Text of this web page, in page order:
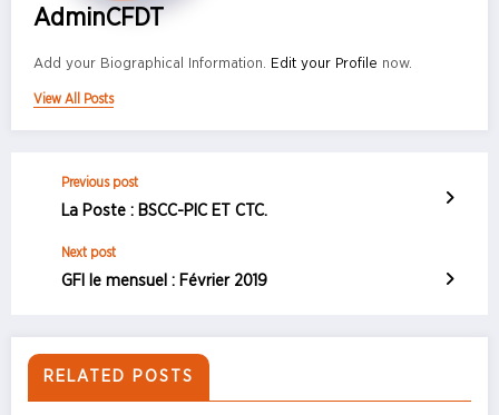
AdminCFDT
Add your Biographical Information. Edit your Profile now.
View All Posts
Previous post
La Poste : BSCC-PIC ET CTC.
Next post
GFI le mensuel : Février 2019
RELATED POSTS